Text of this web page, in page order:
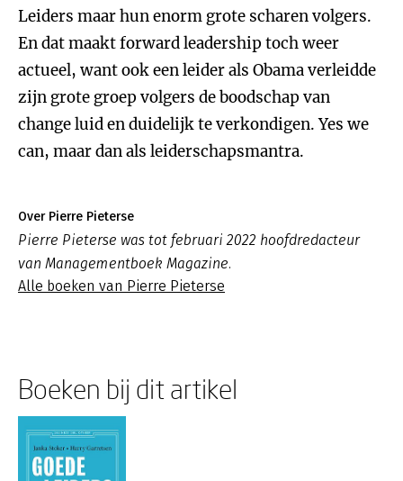
Leiders maar hun enorm grote scharen volgers.
En dat maakt forward leadership toch weer
actueel, want ook een leider als Obama verleidde
zijn grote groep volgers de boodschap van
change luid en duidelijk te verkondigen. Yes we
can, maar dan als leiderschapsmantra.
Over Pierre Pieterse
Pierre Pieterse was tot februari 2022 hoofdredacteur
van Managementboek Magazine.
Alle boeken van Pierre Pieterse
Boeken bij dit artikel